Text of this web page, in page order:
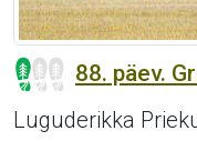
88. päev.
Luguderikka